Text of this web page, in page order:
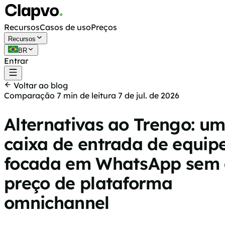
RecursosCasos de usoPreços
Recursos
BR
EntrarComeçar grátis
Voltar ao blog
Comparação 7 min de leitura 7 de jul. de 2026
Alternativas ao Trengo:
caixa de entrada de
focada em WhatsApp sem
preço de plataforma
omnichannel